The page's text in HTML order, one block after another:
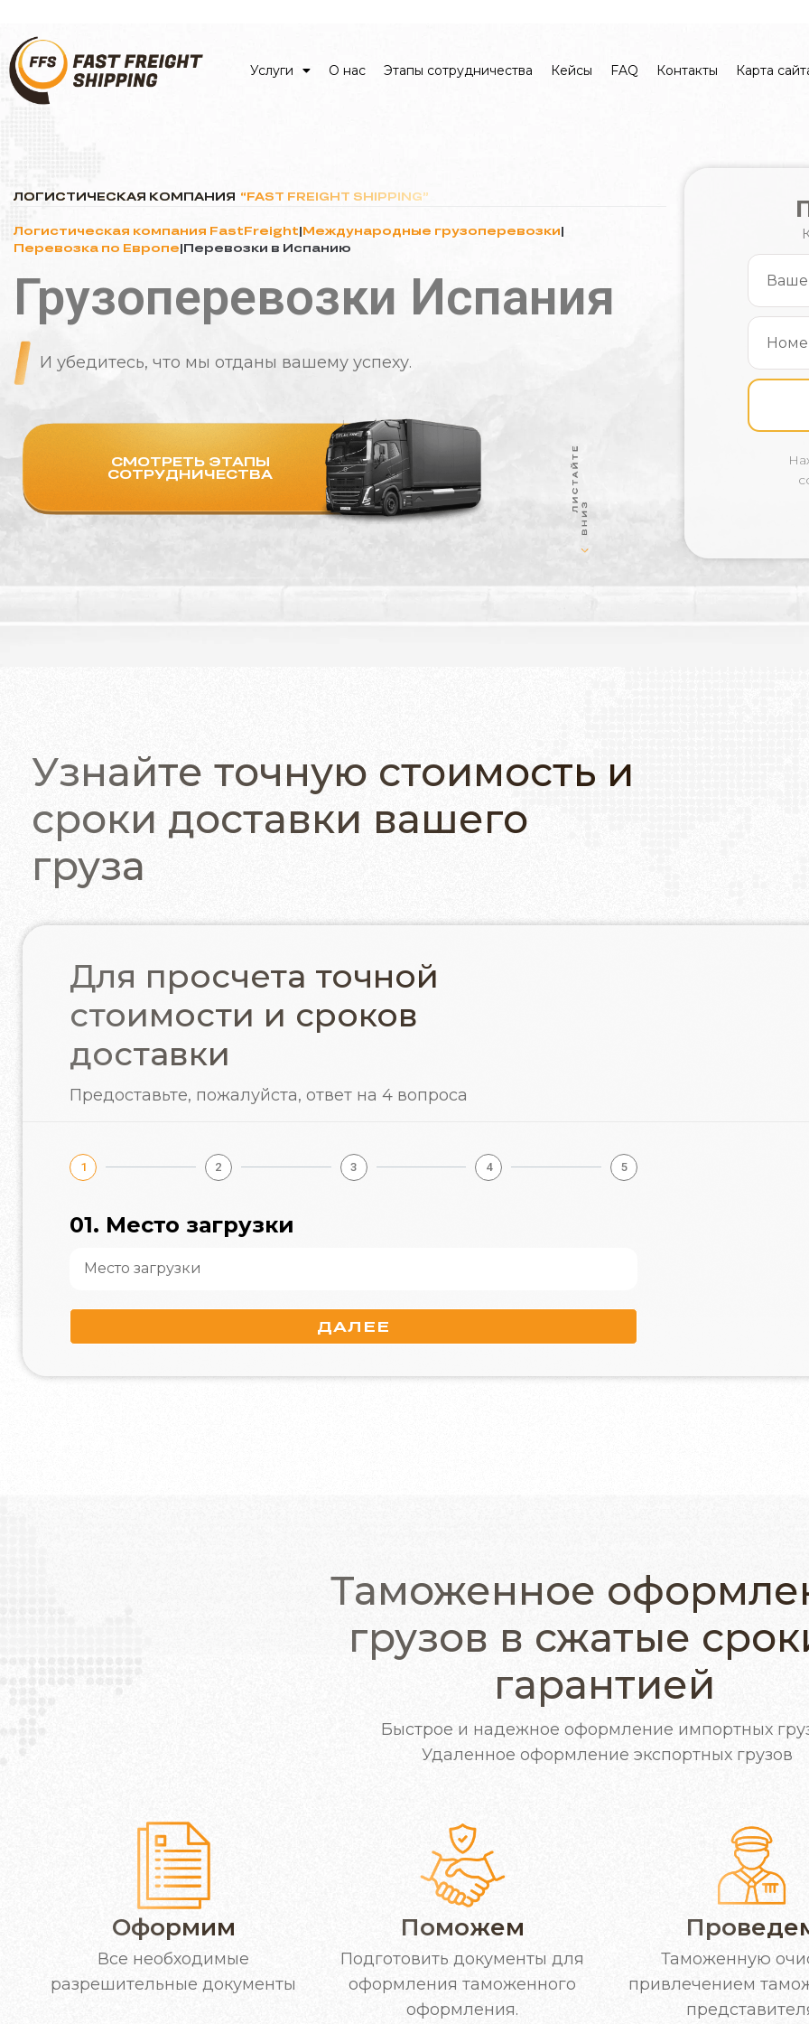
Услуги О нас Этапы сотрудничества Кейсы FAQ Контакты Карта
ЛОГИСТИЧЕСКАЯ КОМПАНИЯ “FAST FREIGHT SHIPPING”
Логистическая компания FastFreight|Международные грузоперевозки|
Перевозка по Европе|Перевозки в Испанию
Грузоперевозки Испания
партнерами для эффективного перемещения
СМОТРЕТЬ ЭТАПЫ
СОТРУДНИЧЕСТВА
Узнайте точную стоимость и
сроки доставки вашего
груза
Для просчета точной
стоимости и сроков
доставки
Предоставьте, пожалуйста, ответ на 4 вопроса
1 2 3 4 5
01. Место загрузки
ДАЛЕЕ
Таможенное
грузов в сжатые
гарантией
Быстрое и надежное оформление импортных
Удаленное оформление экспортных грузов
Оформим
Все необходимые
разрешительные документы
Поможем
Подготовить документы для
оформления таможенного
Таможенную
привлечением
Заповніть форму
І ми передзвонимо Вам протягом дня
Этапы сотрудничества
FAQ
Залиште заявку
І отримайте професійну консультацію